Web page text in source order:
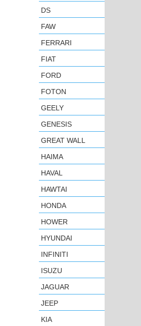
DS
FAW
FERRARI
FIAT
FORD
FOTON
GEELY
GENESIS
GREAT WALL
HAIMA
HAVAL
HAWTAI
HONDA
HOWER
HYUNDAI
INFINITI
ISUZU
JAGUAR
JEEP
KIA